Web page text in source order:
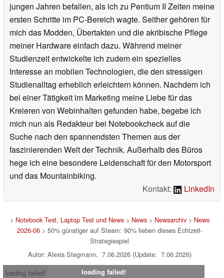
jungen Jahren befallen, als ich zu Pentium II Zeiten meine
ersten Schritte im PC-Bereich wagte. Seither gehören für
mich das Modden, Übertakten und die akribische Pflege
meiner Hardware einfach dazu. Während meiner
Studienzeit entwickelte ich zudem ein spezielles
Interesse an mobilen Technologien, die den stressigen
Studienalltag erheblich erleichtern können. Nachdem ich
bei einer Tätigkeit im Marketing meine Liebe für das
Kreieren von Webinhalten gefunden habe, begebe ich
mich nun als Redakteur bei Notebookcheck auf die
Suche nach den spannendsten Themen aus der
faszinierenden Welt der Technik. Außerhalb des Büros
hege ich eine besondere Leidenschaft für den Motorsport
und das Mountainbiking.
Kontakt:
LinkedIn
> Notebook Test, Laptop Test und News> News> Newsarchiv> News
2026-06> 50% günstiger auf Steam: 90% lieben dieses Echtzeit-
Strategiespiel
Autor: Alexis Stegmann, 7.06.2026 (Update: 7.06.2026)
loading failed!
loading failed!